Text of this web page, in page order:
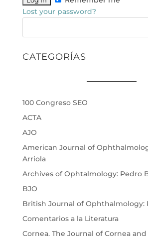
Lost your password?
CATEGORÍAS
100 Congreso SEO
ACTA
AJO
American Journal of
Arriola
Archives of Ophtalmology: Pedro
BJO
British Journal of Ophthalmology:
Comentarios a la Literatura
Cornea. The Journal of Cornea